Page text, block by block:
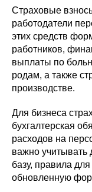
Страховые
работодатели
этих средств
работников,
выплаты по
родам, а также
производстве.
Для бизнеса
бухгалтерская
расходов на
важно
базу, правила
обновленную